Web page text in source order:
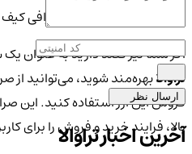
اگر شما نیز قصد دارید به عنوان یک
تراوالابهره‌مند شوید، می‌توانید از
فروش این ارز استفاده کنید. این
بالا، فرایند خرید و فروش را برای
ارسال نظر
آخرین اخبار تراوالا